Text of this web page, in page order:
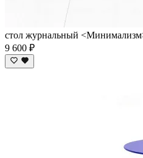
стол журнальный
9 600 ₽